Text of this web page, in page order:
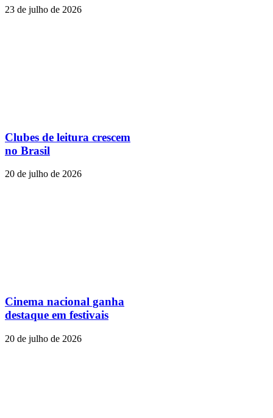
23 de julho de 2026
Clubes de leitura crescem
no Brasil
20 de julho de 2026
Cinema nacional ganha
destaque em festivais
20 de julho de 2026